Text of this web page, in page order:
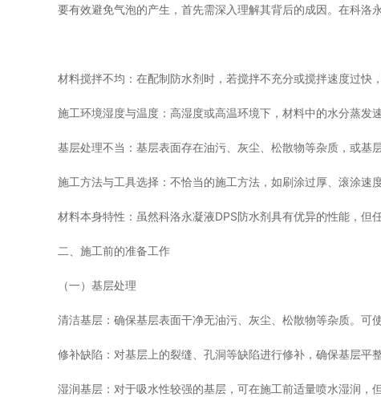
要有效避免气泡的产生，首先需深入理解其背后的成因。在科洛
材料搅拌不均：在配制防水剂时，若搅拌不充分或搅拌速度过快
施工环境湿度与温度：高湿度或高温环境下，材料中的水分蒸发
基层处理不当：基层表面存在油污、灰尘、松散物等杂质，或基
施工方法与工具选择：不恰当的施工方法，如刷涂过厚、滚涂速
材料本身特性：虽然科洛永凝液DPS防水剂具有优异的性能，但
二、施工前的准备工作
（一）基层处理
清洁基层：确保基层表面干净无油污、灰尘、松散物等杂质。可
修补缺陷：对基层上的裂缝、孔洞等缺陷进行修补，确保基层平
湿润基层：对于吸水性较强的基层，可在施工前适量喷水湿润，